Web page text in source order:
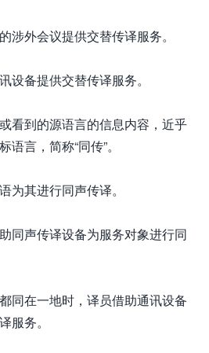
涉外会议提供交替传译服务。
设备提供交替传译服务。
看到的源语言的信息内容，近乎
言，简称“同传”。
为其进行同声传译。
同声传译设备为服务对象进行同
同在一地时，译员借助通讯设备
服务。